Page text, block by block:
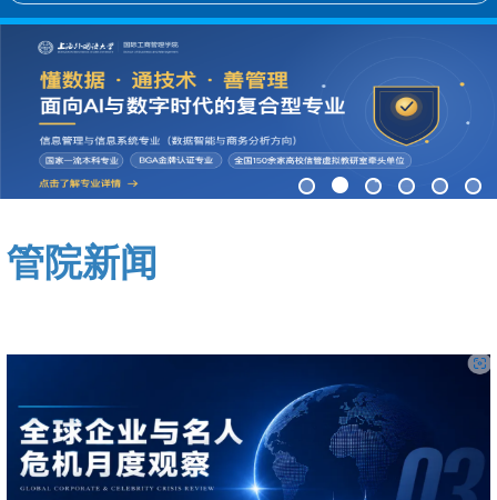
管院新闻